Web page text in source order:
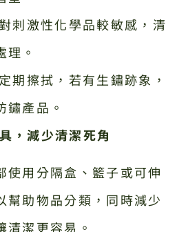
刺激性化學品較敏感，清
理。
定期擦拭，若有生鏽跡象，
鏽產品。
，減少清潔死角
使用分隔盒、籃子或可伸
幫助物品分類，同時減少
清潔更容易。